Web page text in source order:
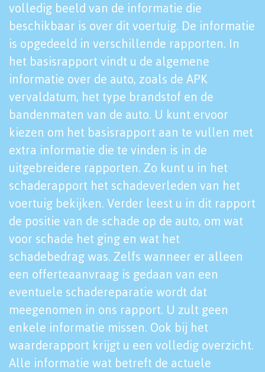
volledig beeld van de informatie die
beschikbaar is over dit voertuig. De informatie
is opgedeeld in verschillende rapporten. In
het basisrapport vindt u de algemene
informatie over de auto, zoals de APK
vervaldatum, het type brandstof en de
bandenmaten van de auto. U kunt ervoor
kiezen om het basisrapport aan te vullen met
extra informatie die te vinden is in de
uitgebreidere rapporten. Zo kunt u in het
schaderapport het schadeverleden van het
voertuig bekijken. Verder leest u in dit rapport
de positie van de schade op de auto, om wat
voor schade het ging en wat het
schadebedrag was. Zelfs wanneer er alleen
een offerteaanvraag is gedaan van een
eventuele schadereparatie wordt dat
meegenomen in ons rapport. U zult geen
enkele informatie missen. Ook bij het
waarderapport krijgt u een volledig overzicht.
Alle informatie wat betreft de actuele